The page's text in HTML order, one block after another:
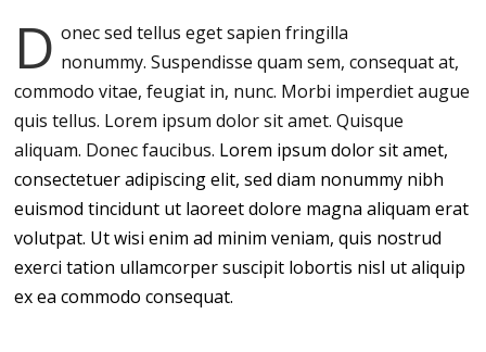
D onec sed tellus eget sapien fringilla
nonummy.Suspendisse quam sem, consequat at,
commodo vitae, feugiat in, nunc. Morbi imperdiet augue
quis tellus. Lorem ipsum dolor sit amet. Quisque
aliquam. Donec faucibus. Lorem ipsum dolor sit amet,
consectetuer adipiscing elit, sed diam nonummy nibh
euismod tincidunt ut laoreet dolore magna aliquam erat
volutpat. Ut wisi enim ad minim veniam, quis nostrud
exerci tation ullamcorper suscipit lobortis nisl ut aliquip
ex ea commodo consequat.